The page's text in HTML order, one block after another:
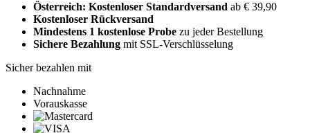
Österreich: Kostenloser Standardversand ab € 39,90
Kostenloser Rückversand
Mindestens 1 kostenlose Probe zu jeder Bestellung
Sichere Bezahlung mit SSL-Verschlüsselung
Sicher bezahlen mit
Nachnahme
Vorauskasse